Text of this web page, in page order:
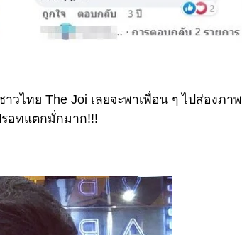
ไทย The Joi เลยจะพาเพื่อน ๆ ไปส่องภาพ
อทแตกมั่กมาก!!!